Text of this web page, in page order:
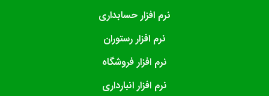
نرم افزار حسابداری
نرم افزار رستوران
نرم افزار فروشگاه
نرم افزار انبارداری